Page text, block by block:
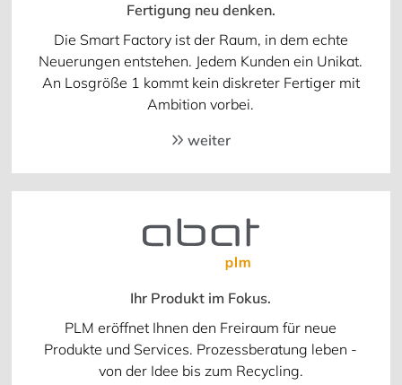
Fertigung neu denken.
Die Smart Factory ist der Raum, in dem echte
Neuerungen entstehen. Jedem Kunden ein Unikat.
An Losgröße 1 kommt kein diskreter Fertiger mit
Ambition vorbei.
weiter
Ihr Produkt im Fokus.
PLM eröffnet Ihnen den Freiraum für neue
Produkte und Services. Prozessberatung leben -
von der Idee bis zum Recycling.